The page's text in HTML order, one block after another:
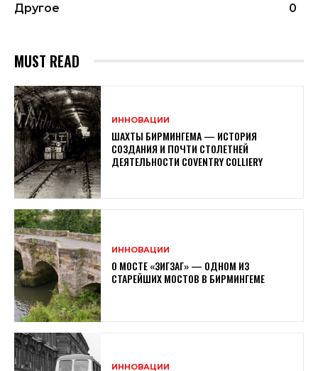
Другое
0
MUST READ
ИННОВАЦИИ
ШАХТЫ БИРМИНГЕМА — ИСТОРИЯ
СОЗДАНИЯ И ПОЧТИ СТОЛЕТНЕЙ
ДЕЯТЕЛЬНОСТИ COVENTRY COLLIERY
ИННОВАЦИИ
О МОСТЕ «ЗИГЗАГ» — ОДНОМ ИЗ
СТАРЕЙШИХ МОСТОВ В БИРМИНГЕМЕ
ИННОВАЦИИ